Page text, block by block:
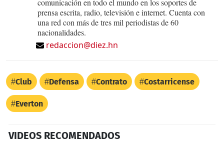
comunicación en todo el mundo en los soportes de
prensa escrita, radio, televisión e internet. Cuenta con
una red con más de tres mil periodistas de 60
nacionalidades.
redaccion@diez.hn
Club Defensa Contrato Costarricense
Everton
VIDEOS RECOMENDADOS